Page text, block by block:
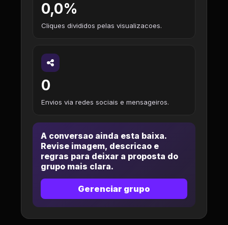
0,0%
Cliques divididos pelas visualizacoes.
0
Envios via redes sociais e mensageiros.
A conversao ainda esta baixa.
Revise imagem, descricao e
regras para deixar a proposta do
grupo mais clara.
Gerenciar grupo